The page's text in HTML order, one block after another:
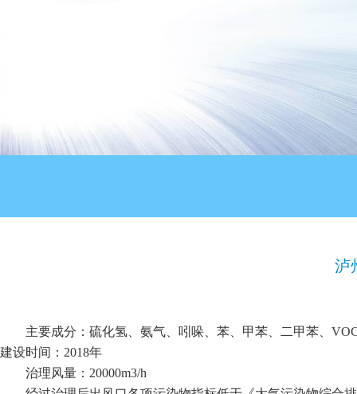
泸
主要成分：硫化氢、氨气、吲哚、苯、甲苯、二甲苯、
建设时间：2018年
治理风量：20000m3/h